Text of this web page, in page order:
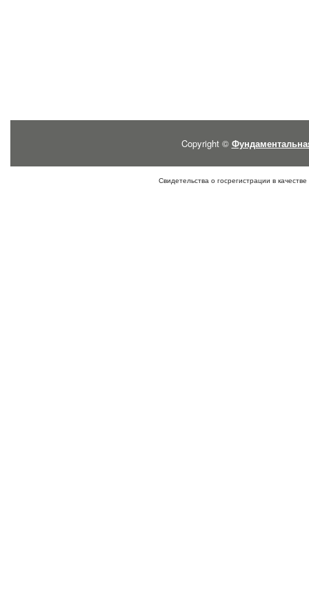
Copyright ©
Свидетельства о госрегистрации в